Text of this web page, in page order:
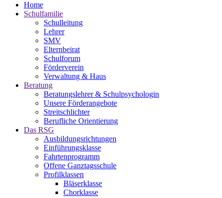
Home
Schulfamilie
Schulleitung
Lehrer
SMV
Elternbeirat
Schulforum
Förderverein
Verwaltung & Haus
Beratung
Beratungslehrer & Schulpsychologin
Unsere Förderangebote
Streitschlichter
Berufliche Orientierung
Das RSG
Ausbildungsrichtungen
Einführungsklasse
Fahrtenprogramm
Offene Ganztagsschule
Profilklassen
Bläserklasse
Chorklasse